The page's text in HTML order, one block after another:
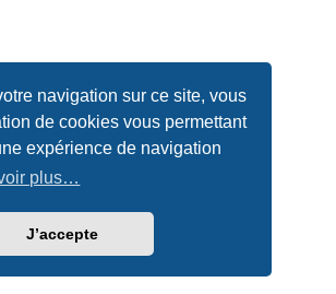
navigation sur ce site, vous
de cookies vous permettant
expérience de navigation
plus…
J’accepte